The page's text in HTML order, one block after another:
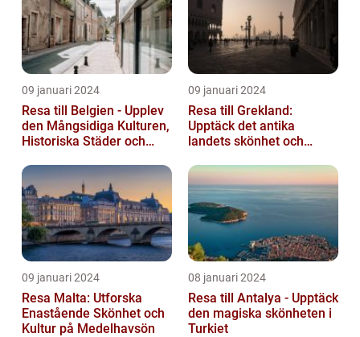
09 januari 2024
Resa till Belgien - Upplev
den Mångsidiga Kulturen,
Historiska Städer och
09 januari 2024
Resa till Grekland:
Upptäck det antika
landets skönhet och
09 januari 2024
Resa Malta: Utforska
Enastående Skönhet och
Kultur på Medelhavsön
08 januari 2024
Resa till Antalya - Upptäck
den magiska skönheten i
Turkiet